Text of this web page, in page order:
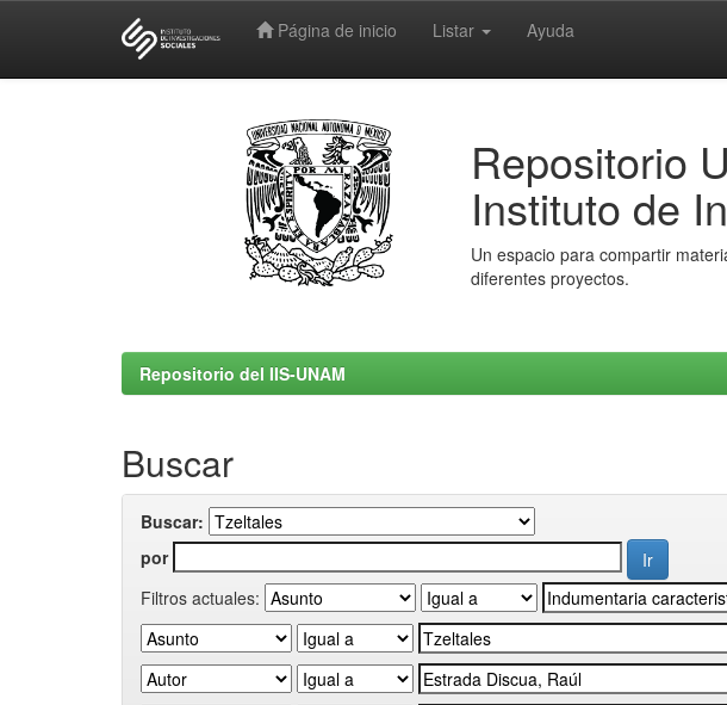
Página de inicio Listar Ayuda
Repositorio
Instituto de
Un espacio para compartir
diferentes proyectos.
Repositorio del IIS-UNAM
Buscar
Buscar:
por
Filtros actuales: